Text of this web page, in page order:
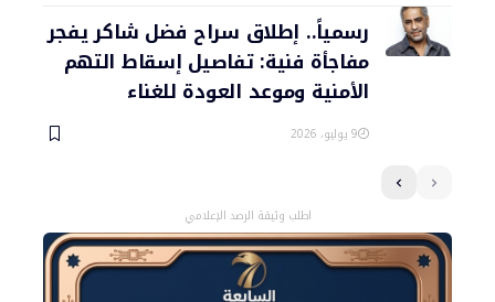
رسمياً.. إطلاق سراح فضل شاكر يفجر
مفاجأة فنية: تفاصيل إسقاط التهم
الأمنية وموعد العودة للغناء
9 يوليو، 2026
اطلب وثيقة الرصد الإعلامي